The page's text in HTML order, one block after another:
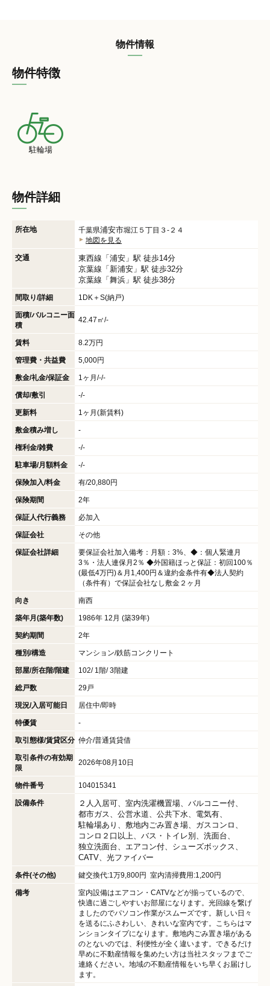
物件情報
物件特徴
駐輪場
物件詳細
所在地 千葉県浦安市堀江５丁目３-２４
地図を見る
交通 東西線 「浦安 」駅 徒歩14分
京葉線 「新浦安 」駅 徒歩32分
京葉線 「舞浜 」駅 徒歩38分
間取り/詳細 1DK＋S(納戸)
面積/バルコニー面
積
42.47㎡/-
賃料 8.2万円
管理費・共益費 5,000円
敷金/礼金/保証金 1ヶ月/-/-
償却/敷引 -/-
更新料 1ヶ月(新賃料)
敷金積み増し -
権利金/雑費 -/-
駐車場/月額料金 -/-
保険加入/料金 有/20,880円
保険期間 2年
保証人代行義務 必加入
保証会社 その他
保証会社詳細
要保証会社加入備考：月額：3%、◆：個人緊連月
3％・法人連保月2％ ◆外国籍ほっと保証：初回100％
(最低4万円)＆月1,400円＆違約金条件有◆法人契約
（条件有）で保証会社なし敷金２ヶ月
向き 南西
築年月(築年数) 1986年 12月 (築39年)
契約期間 2年
種別/構造 マンション/鉄筋コンクリート
部屋/所在階/階建 102/ 1階/ 3階建
総戸数 29戸
現況/入居可能日 居住中/即時
特優賃 -
取引態様/賃貸区分 仲介/普通賃貸借
取引条件の有効期
限
2026年08月10日
物件番号 104015341
設備条件 ２人入居可 室内洗濯機置場
バルコニー付
都市ガス
公営水道 公共下水
電気有
駐輪場あり
敷地内ごみ置き場
ガスコンロ
コンロ２口以上
バス・トイレ別
洗面台
独立洗面台
エアコン付
シューズボックス
CATV
光ファイバー
条件(その他) 鍵交換代:1万9,800円 室内清掃費用:1,200円
備考
室内設備はエアコン・CATVなどが揃っているので、
快適に過ごしやすいお部屋になります。光回線を繋げ
ましたのでパソコン作業がスムーズです。新しい日々
を送るにふさわしい、きれいな室内です。こちらはマ
ンションタイプになります。敷地内ごみ置き場がある
のとないのでは、利便性が全く違います。できるだけ
早めに不動産情報を集めたい方は当社スタッフまでご
連絡ください。地域の不動産情報をいち早くお届けし
ます。